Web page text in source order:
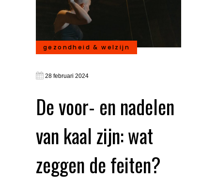
gezondheid & welzijn
28 februari 2024
De voor- en nadelen
van kaal zijn: wat
zeggen de feiten?